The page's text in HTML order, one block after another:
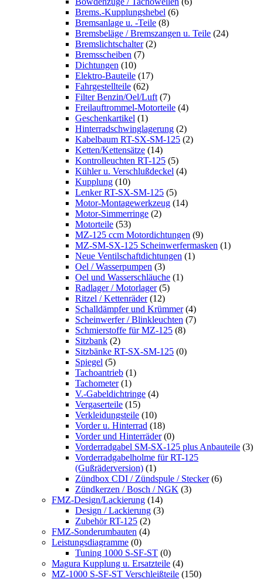
Brems.-Kupplungshebel (6)
Bremsanlage u. -Teile (8)
Bremsbeläge / Bremszangen u. Teile (24)
Bremslichtschalter (2)
Bremsscheiben (7)
Dichtungen (10)
Elektro-Bauteile (17)
Fahrgestellteile (62)
Filter Benzin/Oel/Luft (7)
Freilauftrommel-Motorteile (4)
Geschenkartikel (1)
Hinterradschwinglagerung (2)
Kabelbaum RT-SX-SM-125 (2)
Ketten/Kettensätze (14)
Kontrolleuchten RT-125 (5)
Kühler u. Verschlußdeckel (4)
Kupplung (10)
Lenker RT-SX-SM-125 (5)
Motor-Montagewerkzeug (14)
Motor-Simmerringe (2)
Motorteile (53)
MZ-125 ccm Motordichtungen (9)
MZ-SM-SX-125 Scheinwerfermasken (1)
Neue Ventilschaftdichtungen (1)
Oel / Wasserpumpen (3)
Oel und Wasserschläuche (1)
Radlager / Motorlager (5)
Ritzel / Kettenräder (12)
Schalldämpfer und Krümmer (4)
Scheinwerfer / Blinkleuchten (7)
Schmierstoffe für MZ-125 (8)
Sitzbank (2)
Sitzbänke RT-SX-SM-125 (0)
Spiegel (5)
Tachoantrieb (1)
Tachometer (1)
V.-Gabeldichtringe (4)
Vergaserteile (15)
Verkleidungsteile (10)
Vorder u. Hinterrad (18)
Vorder und Hinterräder (0)
Vorderradgabel SM-SX-125 plus Anbauteile (3)
Vorderradgabelholme für RT-125
(Gußräderversion) (1)
Zündbox CDI / Zündspule / Stecker (6)
Zündkerzen / Bosch / NGK (3)
FMZ-Design/Lackierung (14)
Design / Lackierung (3)
Zubehör RT-125 (2)
FMZ-Sonderumbauten (4)
Leistungsdiagramme (0)
Tuning 1000 S-SF-ST (0)
Magura Kupplung u. Ersatzteile (4)
MZ-1000 S-SF-ST Verschleißteile (150)